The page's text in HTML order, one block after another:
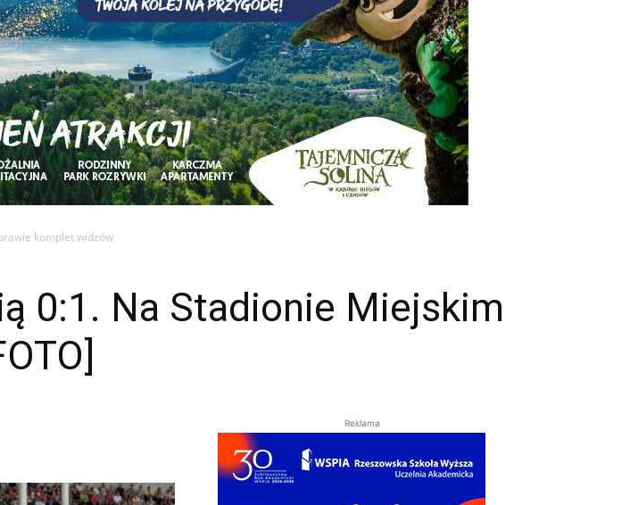
komplet widzów
0:1. Na Stadionie Miejskim
Reklama